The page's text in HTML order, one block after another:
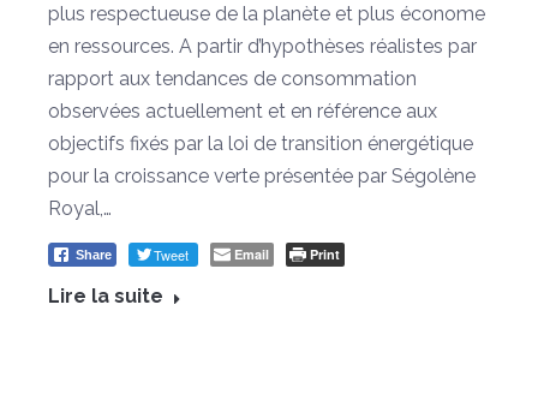
plus respectueuse de la planète et plus économe
en ressources. A partir d’hypothèses réalistes par
rapport aux tendances de consommation
observées actuellement et en référence aux
objectifs fixés par la loi de transition énergétique
pour la croissance verte présentée par Ségolène
Royal,…
Share Tweet Email Print
Lire la suite